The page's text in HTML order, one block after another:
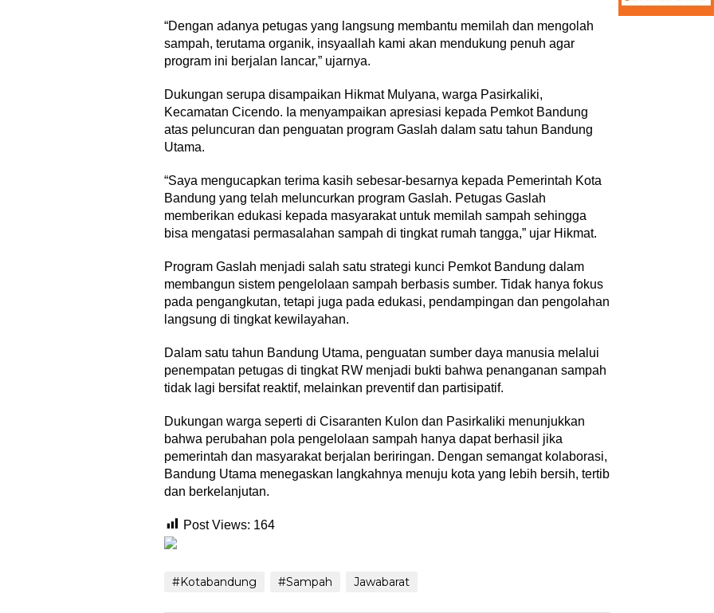
“Dengan adanya petugas yang langsung membantu memilah dan mengolah
sampah, terutama organik, insyaallah kami akan mendukung penuh agar
program ini berjalan lancar,” ujarnya.
Dukungan serupa disampaikan Hikmat Mulyana, warga Pasirkaliki,
Kecamatan Cicendo. Ia menyampaikan apresiasi kepada Pemkot Bandung
atas peluncuran dan penguatan program Gaslah dalam satu tahun Bandung
Utama.
“Saya mengucapkan terima kasih sebesar-besarnya kepada Pemerintah Kota
Bandung yang telah meluncurkan program Gaslah. Petugas Gaslah
memberikan edukasi kepada masyarakat untuk memilah sampah sehingga
bisa mengatasi permasalahan sampah di tingkat rumah tangga,” ujar Hikmat.
Program Gaslah menjadi salah satu strategi kunci Pemkot Bandung dalam
membangun sistem pengelolaan sampah berbasis sumber. Tidak hanya fokus
pada pengangkutan, tetapi juga pada edukasi, pendampingan dan pengolahan
langsung di tingkat kewilayahan.
Dalam satu tahun Bandung Utama, penguatan sumber daya manusia melalui
penempatan petugas di tingkat RW menjadi bukti bahwa penanganan sampah
tidak lagi bersifat reaktif, melainkan preventif dan partisipatif.
Dukungan warga seperti di Cisaranten Kulon dan Pasirkaliki menunjukkan
bahwa perubahan pola pengelolaan sampah hanya dapat berhasil jika
pemerintah dan masyarakat berjalan beriringan. Dengan semangat kolaborasi,
Bandung Utama menegaskan langkahnya menuju kota yang lebih bersih, tertib
dan berkelanjutan.
Post Views: 164
#Kotabandung #Sampah Jawabarat